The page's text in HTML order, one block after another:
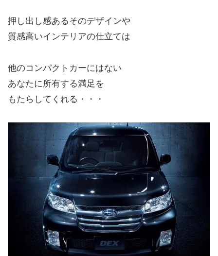
押し出し感あるそのデザインや
質感高いインテリアの仕立ては
他のコンパクトカーにはない
あなたに所有する満足を
もたらしてくれる・・・